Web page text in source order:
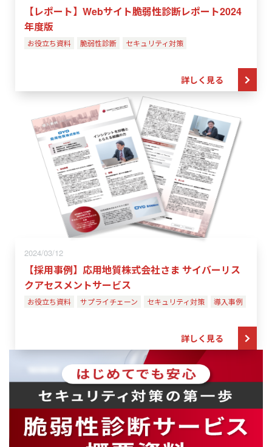
【レポート】Webサイト脆弱性診断レポート2024
年度版
お役立ち資料 脆弱性診断 セキュリティ対策
詳しく見る
2024/03/12
【採用事例】応用地質株式会社さま サイバーリス
クアセスメントサービス
お役立ち資料 サプライチェーン セキュリティ対策 導入事例
詳しく見る